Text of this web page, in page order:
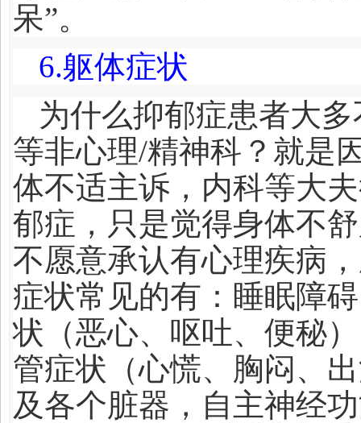
呆”。
6.躯体症状
为什么抑郁症患者大
等非心理/精神科？就是
体不适主诉，内科等大
郁症，只是觉得身体不
不愿意承认有心理疾病
症状常见的有：睡眠障
状（恶心、呕吐、便秘
管症状（心慌、胸闷、
及各个脏器，自主神经